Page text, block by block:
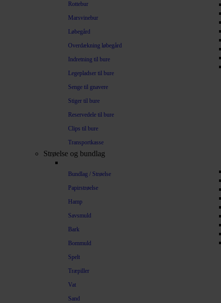
Rottebur
Marsvinebur
Løbegård
Overdækning løbegård
Indretning til bure
Legepladser til bure
Senge til gnavere
Stiger til bure
Reservedele til bure
Clips til bure
Transportkasse
Strøelse og bundlag
Bundlag / Strøelse
Papirstrøelse
Hamp
Savsmuld
Bark
Bommuld
Spelt
Træpiller
Vat
Sand